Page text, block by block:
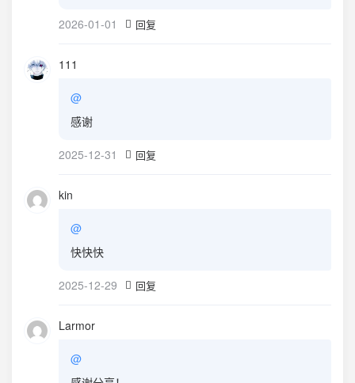
2026-01-01 回复
111
@
感谢
2025-12-31 回复
kin
@
快快快
2025-12-29 回复
Larmor
@